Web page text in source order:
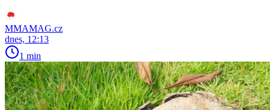
MMAMAG.cz
dnes, 12:13
1 min